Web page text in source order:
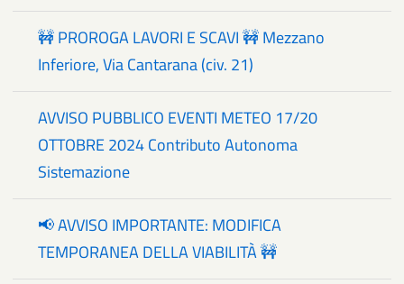
🚧 PROROGA LAVORI E SCAVI 🚧 Mezzano
Inferiore, Via Cantarana (civ. 21)
AVVISO PUBBLICO EVENTI METEO 17/20
OTTOBRE 2024 Contributo Autonoma
Sistemazione
📢 AVVISO IMPORTANTE: MODIFICA
TEMPORANEA DELLA VIABILITÀ 🚧